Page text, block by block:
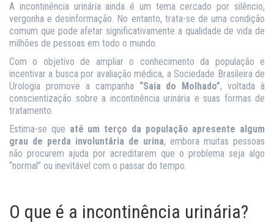
A incontinência urinária ainda é um tema cercado por silêncio,
vergonha e desinformação. No entanto, trata-se de uma condição
comum que pode afetar significativamente a qualidade de vida de
milhões de pessoas em todo o mundo.
Com o objetivo de ampliar o conhecimento da população e
incentivar a busca por avaliação médica, a Sociedade Brasileira de
Urologia promove a campanha “Saia do Molhado”, voltada à
conscientização sobre a incontinência urinária e suas formas de
tratamento.
Estima-se que até um terço da população apresente algum
grau de perda involuntária de urina, embora muitas pessoas
não procurem ajuda por acreditarem que o problema seja algo
“normal” ou inevitável com o passar do tempo.
O que é a incontinência urinária?